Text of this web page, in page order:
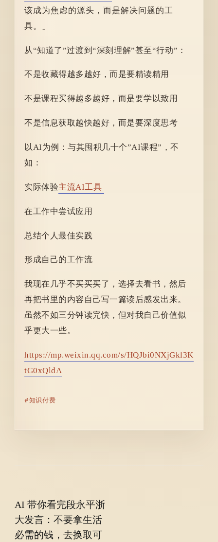
该成为焦虑的源头，而是解决问题的工
具。」
从“知道了”过渡到“深刻理解”甚至“行动”：
不是收藏得越多越好，而是要精读精用
不是课程买得越多越好，而是要学以致用
不是信息获取越快越好，而是要深度思考
以AI为例：与其囤积几十个”AI课程”，不
如：
实际体验主流AI工具
在工作中尝试应用
总结个人最佳实践
形成自己的工作流
我现在几乎不买买买了，选择去看书，然后
再把书里的内容自己写一篇读后感发出来。
虽然不如三分钟读完快，但对我自己价值似
乎更大一些。
https://mp.weixin.qq.com/s/HQJbi0NXjGkl3K
tG0xQldA
知识付费
文
章
导
AI 带你看完段永平浙
大发言：不要拿生活
必需的钱，去换取可